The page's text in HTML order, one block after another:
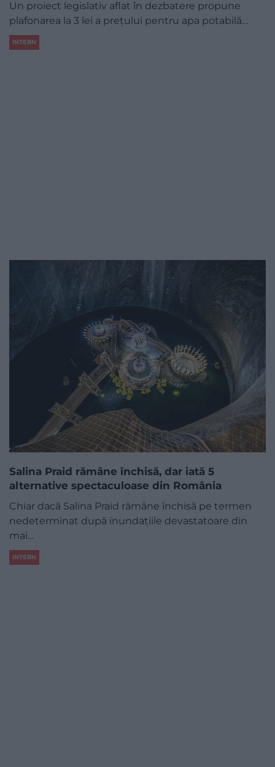
Un proiect legislativ aflat în dezbatere propune
plafonarea la 3 lei a prețului pentru apa potabilă…
INTERN
Salina Praid rămâne închisă, dar iată 5
alternative spectaculoase din România
Chiar dacă Salina Praid rămâne închisă pe termen
nedeterminat după inundațiile devastatoare din
mai…
INTERN